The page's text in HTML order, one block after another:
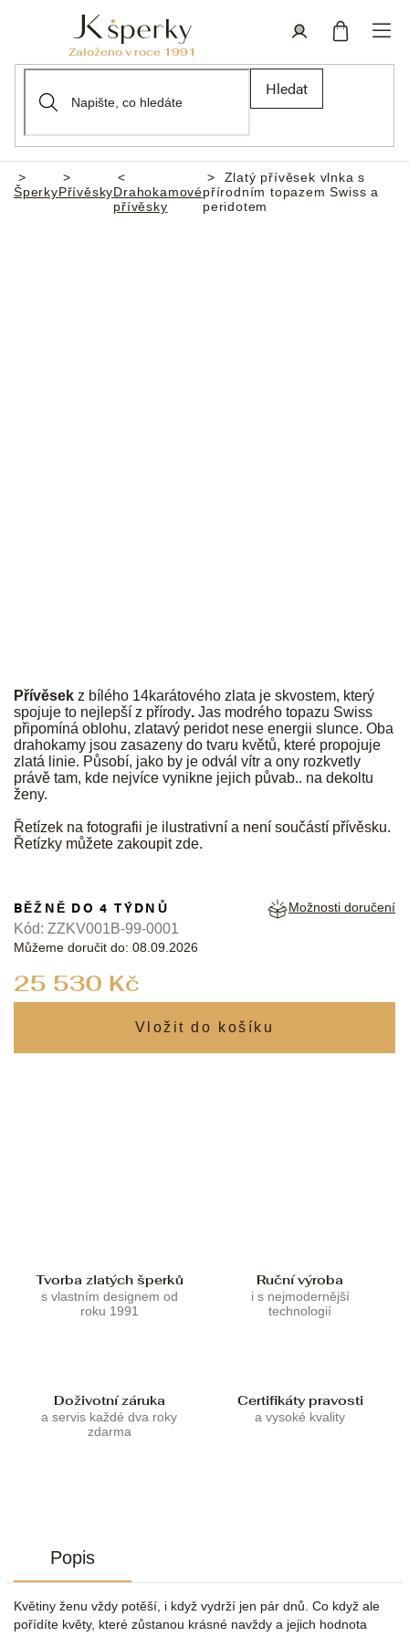
Hledat
Domů
ŠperkyPřívěskyDrahokamové
přívěsky
Zlatý přívěsek vlnka s
přírodním topazem Swiss a
peridotem
Přívěsek z bílého 14karátového zlata je skvostem, který
spojuje to nejlepší z přírody. Jas modrého topazu Swiss
připomíná oblohu, zlatavý peridot nese energii slunce. Oba
drahokamy jsou zasazeny do tvaru květů, které propojuje
zlatá linie. Působí, jako by je odvál vítr a ony rozkvetly
právě tam, kde nejvíce vynikne jejich půvab.. na dekoltu
ženy.
Řetízek na fotografii je ilustrativní a není součástí přívěsku.
Řetízky můžete zakoupitzde.
25 530 Kč
BĚŽNĚ DO 4 TÝDNŮ
Můžeme doručit do: 08.09.2026
Možnosti doručení
Kód: ZZKV001B-99-0001
Tvorba zlatých šperků
s vlastním designem od
roku 1991
Ruční výroba
i s nejmodernější
technologií
Doživotní záruka
a servis každé dva roky
zdarma
Certifikáty pravosti
a vysoké kvality
Popis
Květiny ženu vždy potěší, i když vydrží jen pár dnů. Co když ale
pořídíte květy, které zůstanou krásné navždy a jejich hodnota